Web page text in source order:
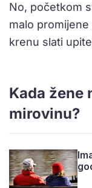
No, početkom
malo
krenu slati
Kada žene
mirovinu?